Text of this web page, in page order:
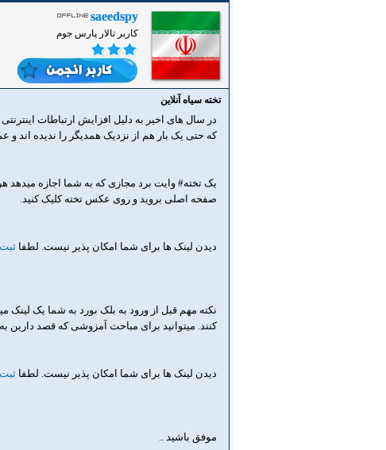
saeedspy
کاربر تالار پارس جوم
تخته سیاه آنلاین
در سال های اخیر به دلیل افزایش ارتباطات
که حتی یک بار هم از نزدیک همدیگر را ندیده اند
یک تخته# وایت برد مجازی که به شما اجازه میدهد
صفحه اصلی بروید و روی عکس تخته کلیک کنید.
دیدن لینک ها برای شما امکان پذیر نیست. لطفا ثبت
نکته مهم قبل از ورود به بلک بورد به شما یک لینک
کنند. میتوانید برای مباحث آمزوشی که قصد دارین
دیدن لینک ها برای شما امکان پذیر نیست. لطفا ثبت
موفق باشید ..